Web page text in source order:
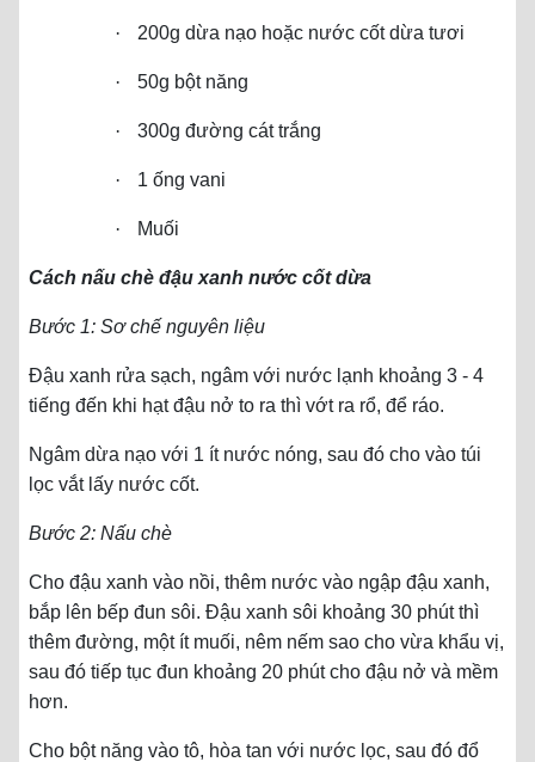
· 200g dừa nạo hoặc nước cốt dừa tươi
· 50g bột năng
· 300g đường cát trắng
· 1 ống vani
· Muối
Cách nấu chè đậu xanh nước cốt dừa
Bước 1: Sơ chế nguyên liệu
Đậu xanh rửa sạch, ngâm với nước lạnh khoảng 3 - 4
tiếng đến khi hạt đậu nở to ra thì vớt ra rổ, để ráo.
Ngâm dừa nạo với 1 ít nước nóng, sau đó cho vào túi
lọc vắt lấy nước cốt.
Bước 2: Nấu chè
Cho đậu xanh vào nồi, thêm nước vào ngập đậu xanh,
bắp lên bếp đun sôi. Đậu xanh sôi khoảng 30 phút thì
thêm đường, một ít muối, nêm nếm sao cho vừa khẩu vị,
sau đó tiếp tục đun khoảng 20 phút cho đậu nở và mềm
hơn.
Cho bột năng vào tô, hòa tan với nước lọc, sau đó đổ